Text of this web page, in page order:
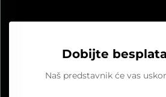
Dobijte
Naš predstavnik će vas